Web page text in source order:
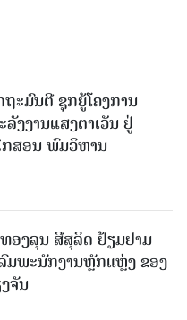
ະມົນຕີ ຊຸກຍູ້ໂຄງການ
ງງານແສງຕາເວັນ ຢູ່
ກສອນ ພົມວິຫານ
ອງລຸນ ສີສຸລິດ ຢ້ຽມຢາມ
ມພະນັກງານຫຼັກແຫຼ່ງ ຂອງ
ຈັນ